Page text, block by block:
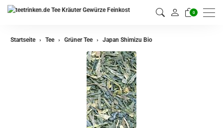
0
zurück
Startseite Tee Grüner Tee Japan Shimizu Bio